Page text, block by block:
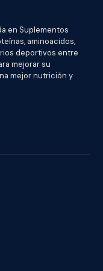
en Suplementos
aminoacidos,
deportivos entre
mejorar su
mejor nutrición y